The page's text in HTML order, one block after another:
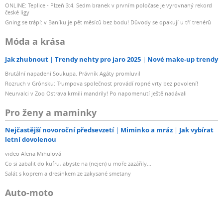
ONLINE: Teplice - Plzeň 3:4. Sedm branek v prvním poločase je vyrovnaný rekord
české ligy
Gning se trápí: v Baníku je pět měsíců bez bodu! Důvody se opakují u tří trenérů
Móda a krása
Jak zhubnout Trendy nehty pro jaro 2025 Nové make-up trendy
Brutální napadení Soukupa. Právník Agáty promluvil
Rozruch v Grónsku: Trumpova společnost provádí ropné vrty bez povolení!
Neurvalci v Zoo Ostrava krmili mandrily! Po napomenutí ještě nadávali
Pro ženy a maminky
Nejčastější novoroční předsevzetí Miminko a mráz
Jak vybírat
letní dovolenou
video Alena Mihulová
Co si zabalit do kufru, abyste na (nejen) u moře zazářily...
Salát s koprem a dresinkem ze zakysané smetany
Auto-moto